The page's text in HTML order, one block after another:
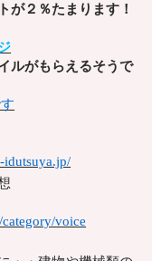
が２％たまります！
ルがもらえるそうで
idutsuya.jp/
voice